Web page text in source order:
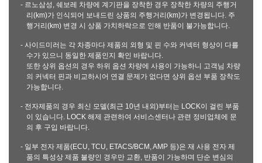
- 르노삼성, 쉐보레 차량에 계기판을 장착한 경우 장착한 차량의 주행거
리(km)가 인식되어 보내드린 상품의 주행거리(km)가 변경됩니다. 주
행거리(km) 변경 시 상품 가치하락으로 인해 반품이 불가능합니다.
- 사이드미러는 각 차종마다 제품의 외형 및 핀 수와 커넥터 형상이 다를
수가 있으니 동일한 제품인지 확인 바랍니다.
또한 상위 옵션의 경우 하위 옵션 차량에 사용이 가능하니 고객님 차량
의 커넥터 핀과 비교하시어 연결 문제가 없다면 상위 옵션 부품 장착도
가능합니다.
- 전자제품의 경우 최신 모델(최근 10년 내외)부터는 LOCK이 걸린 부품
이 있습니다. LOCK 해제 관련하여 서비스센터나 관련 정비업체에 문
의 후 구입 바랍니다.
- 일부 전자 제품(ECU, TCU, ETACS/BCM, AMP 등)은 재 사용 전자 제
품의 특성상 제품 불량인 경우만 교환, 반품이 가능하며 단순 변심의